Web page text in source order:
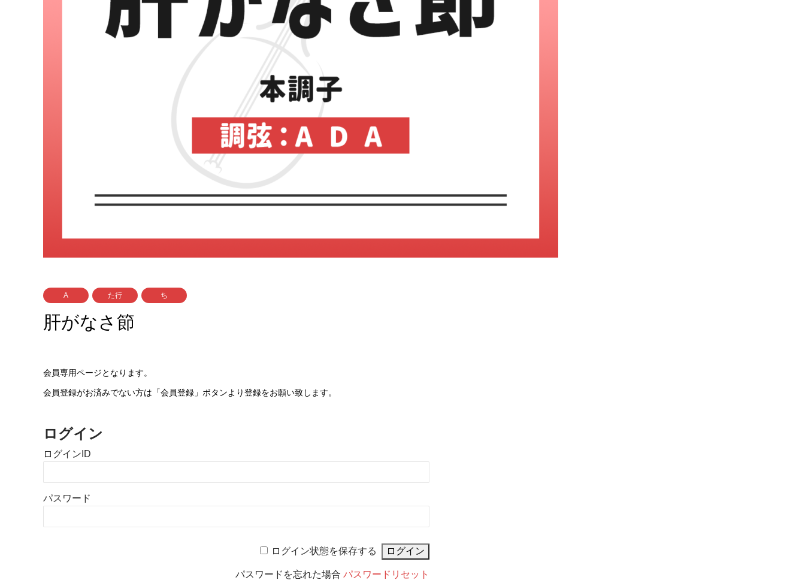
A た行 ち
肝がなさ節
会員専用ページとなります。
会員登録がお済みでない方は「会員登録」ボタンより登録をお願い致します。
ログイン
ログインID
パスワード
ログイン状態を保存する
パスワードを忘れた場合 パスワードリセット